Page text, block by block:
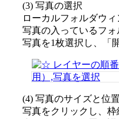
(3) 写真の選択
ローカルフォルダウ
写真の入っているフォ
写真を1枚選択し、「
(4) 写真のサイズと位
写真をクリックし、